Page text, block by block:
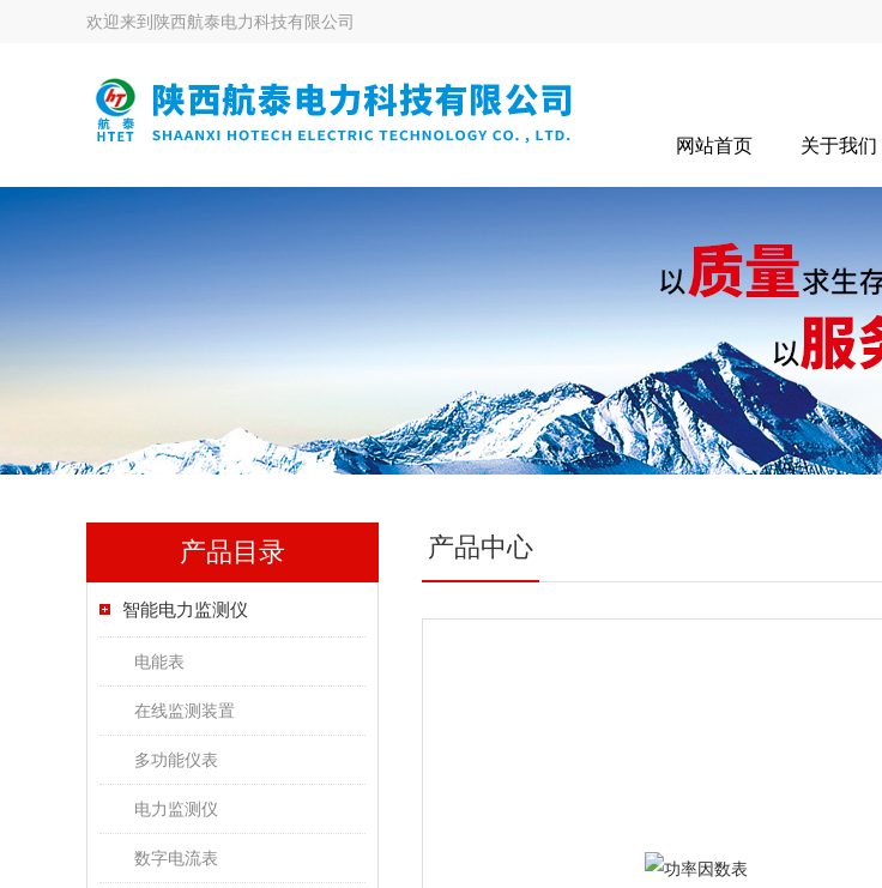
欢迎来到 陕西航泰电力科技有限公司
网站首页 关于我们
产品目录
智能电力监测仪
电能表
在线监测装置
多功能仪表
电力监测仪
数字电流表
产品中心